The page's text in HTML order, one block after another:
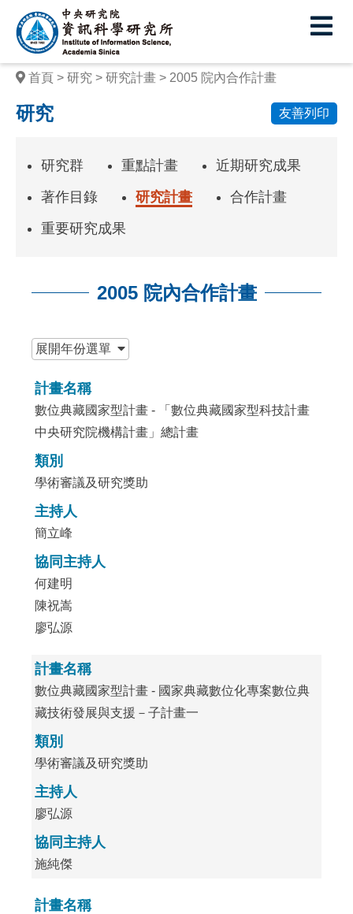
中
央
研
究
院
學
究
首頁 研究 研究計畫 2005 院內合作計畫
研究 友善列印
研究群 重點計畫
近期研究成果
著作目錄
研究計畫
合作計畫
重要研究成果
2005 院內合作計畫
展開年份選單
計畫名稱
數位典藏國家型計畫 - 「數位典藏國家型科技計畫
中央研究院機構計畫」總計畫
類別
學術審議及研究獎助
主持人
簡立峰
協同主持人
何建明
陳祝嵩
廖弘源
計畫名稱
數位典藏國家型計畫 - 國家典藏數位化專案數位典
藏技術發展與支援－子計畫一
類別
學術審議及研究獎助
主持人
廖弘源
協同主持人
施純傑
計畫名稱